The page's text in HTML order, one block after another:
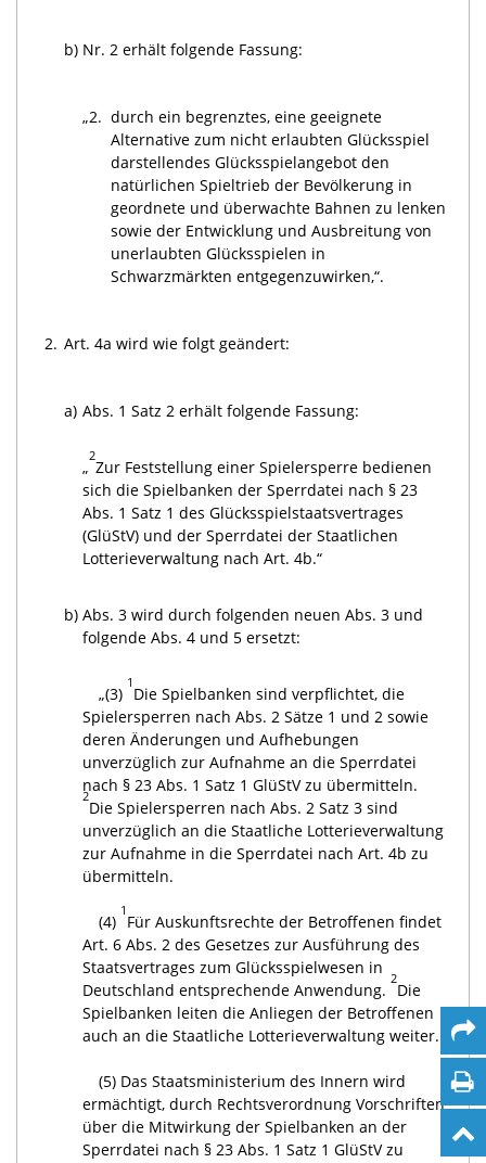
b) Nr. 2 erhält folgende Fassung:
„2. durch ein begrenztes, eine geeignete
Alternative zum nicht erlaubten Glücksspiel
darstellendes Glücksspielangebot den
natürlichen Spieltrieb der Bevölkerung in
geordnete und überwachte Bahnen zu lenken
sowie der Entwicklung und Ausbreitung von
unerlaubten Glücksspielen in
Schwarzmärkten entgegenzuwirken,“.
2. Art. 4a wird wie folgt geändert:
a) Abs. 1 Satz 2 erhält folgende Fassung:
„
2
Zur Feststellung einer Spielersperre bedienen
sich die Spielbanken der Sperrdatei nach § 23
Abs. 1 Satz 1 des Glücksspielstaatsvertrages
(GlüStV) und der Sperrdatei der Staatlichen
Lotterieverwaltung nach Art. 4b.“
b) Abs. 3 wird durch folgenden neuen Abs. 3 und
folgende Abs. 4 und 5 ersetzt:
„(3)
1
Die Spielbanken sind verpflichtet, die
Spielersperren nach Abs. 2 Sätze 1 und 2 sowie
deren Änderungen und Aufhebungen
unverzüglich zur Aufnahme an die Sperrdatei
nach § 23 Abs. 1 Satz 1 GlüStV zu übermitteln.
2
Die Spielersperren nach Abs. 2 Satz 3 sind
unverzüglich an die Staatliche Lotterieverwaltung
zur Aufnahme in die Sperrdatei nach Art. 4b zu
übermitteln.
(4)
1
Für Auskunftsrechte der Betroffenen findet
Art. 6 Abs. 2 des Gesetzes zur Ausführung des
Staatsvertrages zum Glücksspielwesen in
Deutschland entsprechende Anwendung.
2
Die
Spielbanken leiten die Anliegen der Betroffenen
auch an die Staatliche Lotterieverwaltung weiter.
(5) Das Staatsministerium des Innern wird
ermächtigt, durch Rechtsverordnung Vorschriften
über die Mitwirkung der Spielbanken an der
Sperrdatei nach § 23 Abs. 1 Satz 1 GlüStV zu